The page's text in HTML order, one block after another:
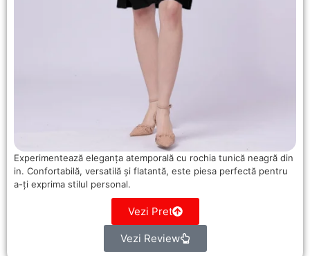
Experimentează eleganța atemporală cu rochia tunică neagră din
in. Confortabilă, versatilă și flatantă, este piesa perfectă pentru
a-ți exprima stilul personal.
Vezi Pret
Vezi Review